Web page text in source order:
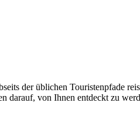
der üblichen Touristenpfade
darauf, von Ihnen entdeckt zu